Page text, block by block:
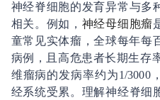
神经脊细胞的发育异常与多
相关。例如， 神经母细胞瘤
童常见实体瘤，全球每年每
病例，且高危患者长期生存
维瘤病的发病率约为1/3000
经系统受累。理解神经脊细